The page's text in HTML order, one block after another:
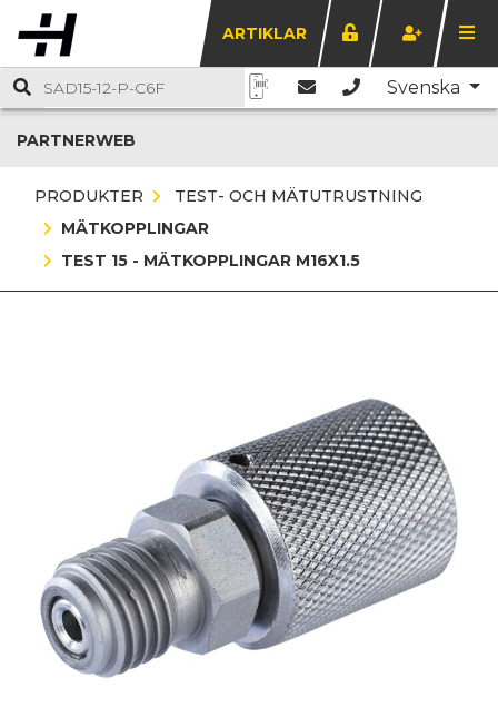
ARTIKLAR
Svenska
PARTNERWEB
PRODUKTER
TEST- OCH MÄTUTRUSTNING
MÄTKOPPLINGAR
TEST 15 - MÄTKOPPLINGAR M16X1.5